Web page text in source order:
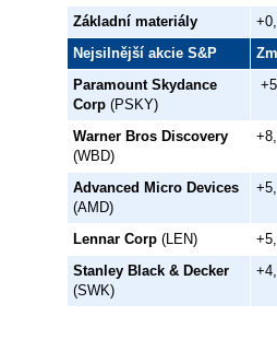
Základní materiály
Nejsilnější akcie S&P
Paramount Skydance
Corp (PSKY)
Warner Bros Discovery
(WBD)
Advanced Micro Devices
(AMD)
Lennar Corp (LEN)
Stanley Black & Decker
(SWK)